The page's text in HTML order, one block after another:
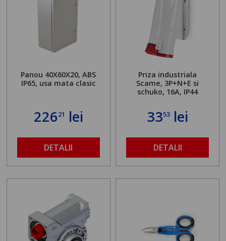
Panou 40X60X20, ABS
IP65, usa mata clasic
22621 lei
DETALII
Priza industriala
Scame, 3P+N+E si
schuko, 16A, IP44
3353 lei
DETALII